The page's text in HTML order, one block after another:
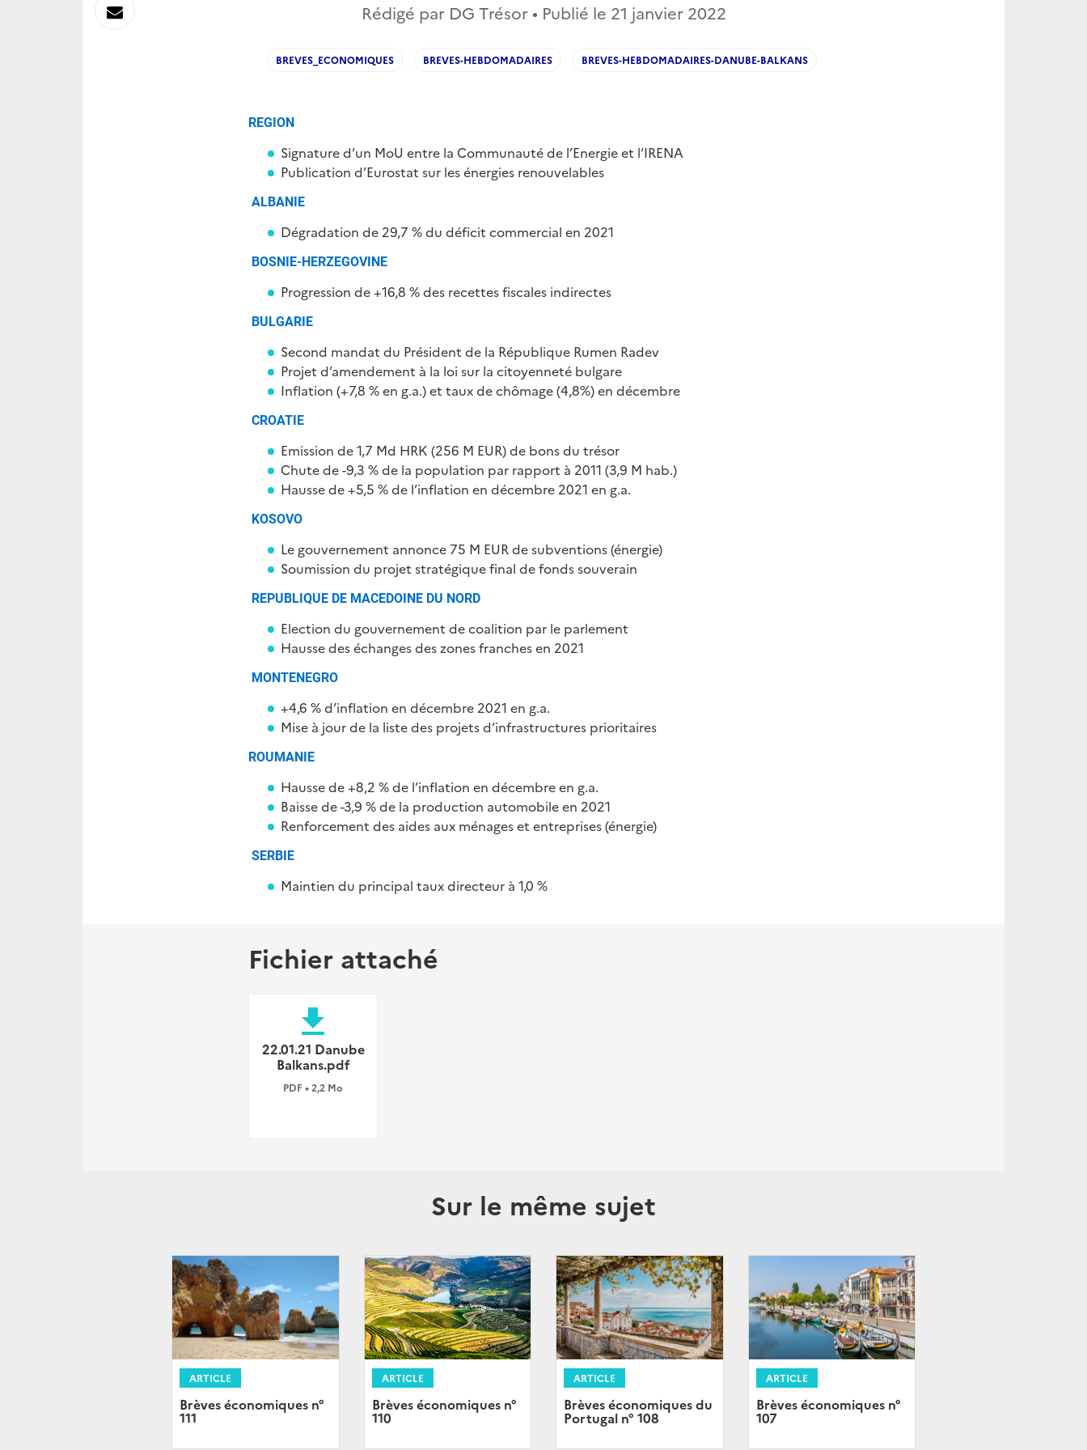
Rédigé par DG Trésor • Publié le 21 janvier 2022
BREVES_ECONOMIQUES BREVES-HEBDOMADAIRES BREVES-HEBDOMADAIRES-DANUBE-BALKANS
REGION
Signature d’un MoU entre la Communauté de l’Energie et l’IRENA
Publication d’Eurostat sur les énergies renouvelables
ALBANIE
Dégradation de 29,7 % du déficit commercial en 2021
BOSNIE-HERZEGOVINE
Progression de +16,8 % des recettes fiscales indirectes
BULGARIE
Second mandat du Président de la République Rumen Radev
Projet d’amendement à la loi sur la citoyenneté bulgare
Inflation (+7,8 % en g.a.) et taux de chômage (4,8%) en décembre
CROATIE
Emission de 1,7 Md HRK (256 M EUR) de bons du trésor
Chute de -9,3 % de la population par rapport à 2011 (3,9 M hab.)
Hausse de +5,5 % de l’inflation en décembre 2021 en g.a.
KOSOVO
Le gouvernement annonce 75 M EUR de subventions (énergie)
Soumission du projet stratégique final de fonds souverain
REPUBLIQUE DE MACEDOINE DU NORD
Election du gouvernement de coalition par le parlement
Hausse des échanges des zones franches en 2021
MONTENEGRO
+4,6 % d’inflation en décembre 2021 en g.a.
Mise à jour de la liste des projets d’infrastructures prioritaires
ROUMANIE
Hausse de +8,2 % de l’inflation en décembre en g.a.
Baisse de -3,9 % de la production automobile en 2021
Renforcement des aides aux ménages et entreprises (énergie)
SERBIE
Maintien du principal taux directeur à 1,0 %
Fichier attaché
file_download
22.01.21 Danube
Balkans.pdf
PDF • 2,2 Mo
Sur le même sujet
ARTICLE
Brèves économiques n°
111
ARTICLE
Brèves économiques n°
110
ARTICLE
Brèves économiques du
Portugal n° 108
ARTICLE
Brèves économiques n°
107
Envoyer